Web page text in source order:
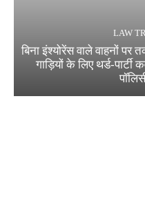
LAW
बिना इंश्योरेंस वाले वाहनों
गाड़ियों के लिए थर्ड-पार्टी